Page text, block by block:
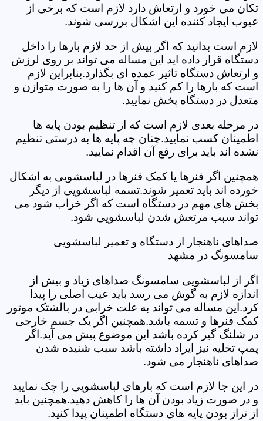
تکان می خورد و ارتعاش دارد لازم است که برخی از
عیوب ایجاد کننده این اشکال بررسی شوند.
لازم است بدانید که اگر بیش از حد لازم بارها را داخل
دستگاه قرار داده اید این مساله می تواند بر روی لرزش
و ارتعاش دستگاه تاثیر عمده ای بگذارد.بنابراین لازم
است که بارها را کم کنید و آن ها را به صورت متوازن و
متعدل در دستگاه پخش نمایید.
در مرحله بعدی لازم است که از تنظیم بودن پایه ها
اطمینان کسب نمایید.چنان چه پایه ها به درستی تنظیم
نشده اند باید برای رفع آن اقدام نمایید.
همچنین اگر فنرها یا کمک فنرها در لباسشویی به اشکال
خورده اند باید تعمیر شوند.تسمه لباسشویی از دیگر
بخش های مهم در دستگاه است که اگر خراب شود می
تواند سبب مرتعش شدن لباسشویی شود.
صداهای ناهنجار از دستگاه و تعمیر لباسشویی
سامسونگ در مشهد
اگر از لباسشویی سامسونگ صداهای زیاد و بیش از
اندازه لازم به گوش می رسد باید عیب اصلی را پیدا
کرد.این مساله می تواند به علت خرابی در بالشتک موتور
کمک فنرها و تسمه باشد.همچنین اگر یک جسم خارجی
در شلنگ گیر کرده باشد این موضوع پیش می آید.اگر
پمپ تخلیه نیز ایراد داشته باشد سبب شنیده شدن
صداهای ناهنجار می شود.
در این جا لازم است که بارهای لباسشویی را چک نمایید
و در صورت زیاد بودن آن ها را کاهش دهید.همچنین باید
از تراز بودن پایه های دستگاه اطمینان پیدا کنید.